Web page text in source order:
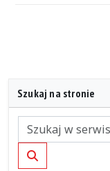
Szukaj na stronie
Szukaj